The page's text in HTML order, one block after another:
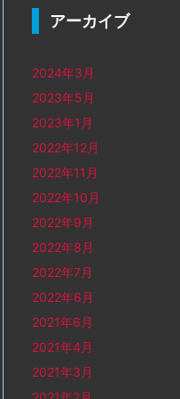
アーカイブ
2024年3月
2023年5月
2023年1月
2022年12月
2022年11月
2022年10月
2022年9月
2022年8月
2022年7月
2022年6月
2021年6月
2021年4月
2021年3月